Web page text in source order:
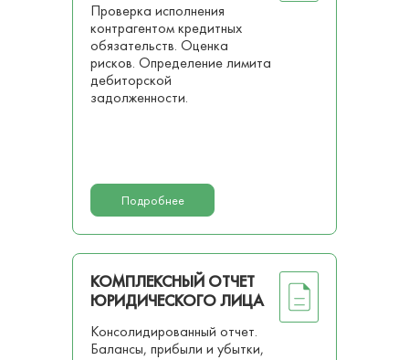
Проверка исполнения
контрагентом кредитных
обязательств. Оценка
рисков. Определение лимита
дебиторской
задолженности.
Подробнее
Консолидированный отчет.
Балансы, прибыли и убытки,
КОМПЛЕКСНЫЙ ОТЧЕТ
ЮРИДИЧЕСКОГО ЛИЦА